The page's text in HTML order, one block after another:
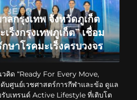
ลกรุงเทพ จังหวัดภูเก็ต
ร็งกรุงเทพภูเก็ต” เชื่อม
ษาโรคมะเร็งครบวงจร
คิด “Ready For Every Move,
บศูนย์เวชศาสตร์การกีฬาและข้อ ดูแล
บเทรนด์ Active Lifestyle ที่เติบโต